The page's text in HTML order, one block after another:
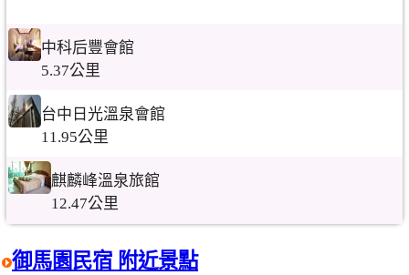
中科后豐會館
5.37公里
台中日光溫泉會館
11.95公里
麒麟峰溫泉旅館
12.47公里
御馬園民宿 附近景點